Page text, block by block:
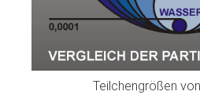
Teilchengrößen